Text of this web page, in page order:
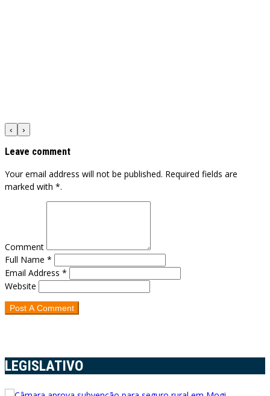
‹ ›
Leave comment
Your email address will not be published. Required fields are
marked with *.
Comment
Full Name *
Email Address *
Website
LEGISLATIVO